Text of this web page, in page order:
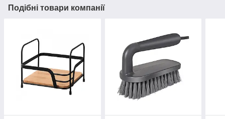
Подібні товари компанії